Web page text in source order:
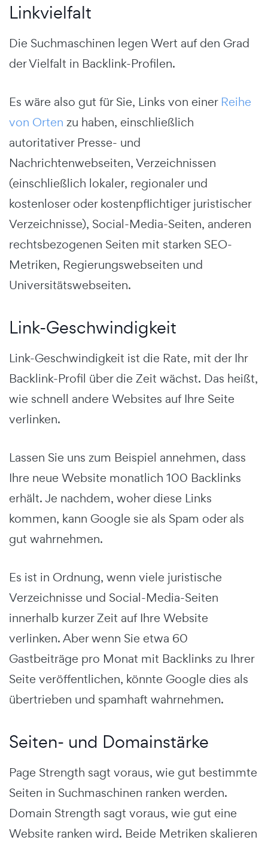
Linkvielfalt
Die Suchmaschinen legen Wert auf den Grad
der Vielfalt in Backlink-Profilen.
Es wäre also gut für Sie, Links von einer Reihe
von Orten zu haben, einschließlich
autoritativer Presse- und
Nachrichtenwebseiten, Verzeichnissen
(einschließlich lokaler, regionaler und
kostenloser oder kostenpflichtiger juristischer
Verzeichnisse), Social-Media-Seiten, anderen
rechtsbezogenen Seiten mit starken SEO-
Metriken, Regierungswebseiten und
Universitätswebseiten.
Link-Geschwindigkeit
Link-Geschwindigkeit ist die Rate, mit der Ihr
Backlink-Profil über die Zeit wächst. Das heißt,
wie schnell andere Websites auf Ihre Seite
verlinken.
Lassen Sie uns zum Beispiel annehmen, dass
Ihre neue Website monatlich 100 Backlinks
erhält. Je nachdem, woher diese Links
kommen, kann Google sie als Spam oder als
gut wahrnehmen.
Es ist in Ordnung, wenn viele juristische
Verzeichnisse und Social-Media-Seiten
innerhalb kurzer Zeit auf Ihre Website
verlinken. Aber wenn Sie etwa 60
Gastbeiträge pro Monat mit Backlinks zu Ihrer
Seite veröffentlichen, könnte Google dies als
übertrieben und spamhaft wahrnehmen.
Seiten- und Domainstärke
Page Strength sagt voraus, wie gut bestimmte
Seiten in Suchmaschinen ranken werden.
Domain Strength sagt voraus, wie gut eine
Website ranken wird. Beide Metriken skalieren